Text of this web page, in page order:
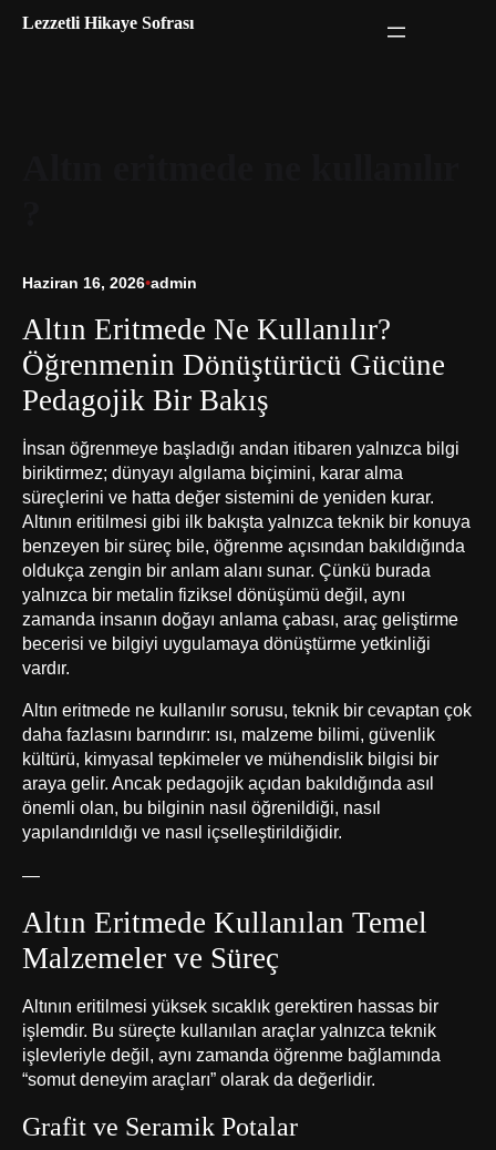
Lezzetli Hikaye Sofrası
Haziran 16, 2026•admin
Altın Eritmede Ne Kullanılır?
Öğrenmenin Dönüştürücü Gücüne
Pedagojik Bir Bakış
İnsan öğrenmeye başladığı andan itibaren yalnızca bilgi
biriktirmez; dünyayı algılama biçimini, karar alma
süreçlerini ve hatta değer sistemini de yeniden kurar.
Altının eritilmesi gibi ilk bakışta yalnızca teknik bir konuya
benzeyen bir süreç bile, öğrenme açısından bakıldığında
oldukça zengin bir anlam alanı sunar. Çünkü burada
yalnızca bir metalin fiziksel dönüşümü değil, aynı
zamanda insanın doğayı anlama çabası, araç geliştirme
becerisi ve bilgiyi uygulamaya dönüştürme yetkinliği
vardır.
Altın eritmede ne kullanılır sorusu, teknik bir cevaptan çok
daha fazlasını barındırır: ısı, malzeme bilimi, güvenlik
kültürü, kimyasal tepkimeler ve mühendislik bilgisi bir
araya gelir. Ancak pedagojik açıdan bakıldığında asıl
önemli olan, bu bilginin nasıl öğrenildiği, nasıl
yapılandırıldığı ve nasıl içselleştirildiğidir.
—
Altın Eritmede Kullanılan Temel
Malzemeler ve Süreç
Altının eritilmesi yüksek sıcaklık gerektiren hassas bir
işlemdir. Bu süreçte kullanılan araçlar yalnızca teknik
işlevleriyle değil, aynı zamanda öğrenme bağlamında
“somut deneyim araçları” olarak da değerlidir.
Grafit ve Seramik Potalar